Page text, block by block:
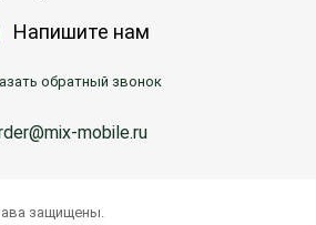
Напишите нам
обратный звонок
mobile.ru
защищены.